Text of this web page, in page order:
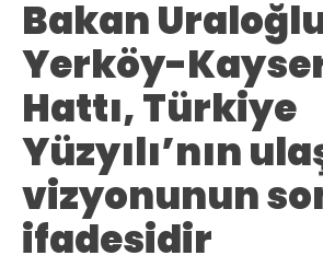
Bakan
Yerköy-
Hattı, Türkiye
Yüzyılı’nın
vizyonunun
ifadesidir